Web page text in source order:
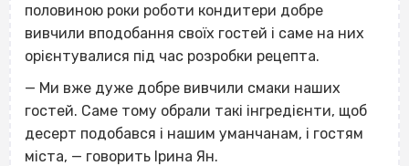
половиною роки роботи кондитери добре
вивчили вподобання своїх гостей і саме на них
орієнтувалися під час розробки рецепта.
— Ми вже дуже добре вивчили смаки наших
гостей. Саме тому обрали такі інгредієнти, щоб
десерт подобався і нашим уманчанам, і гостям
міста, — говорить Ірина Ян.